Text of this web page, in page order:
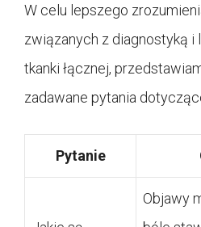
W celu lepszego
związanych z diagnostyką i
tkanki łącznej,
zadawane pytania
Pytanie
Objawy